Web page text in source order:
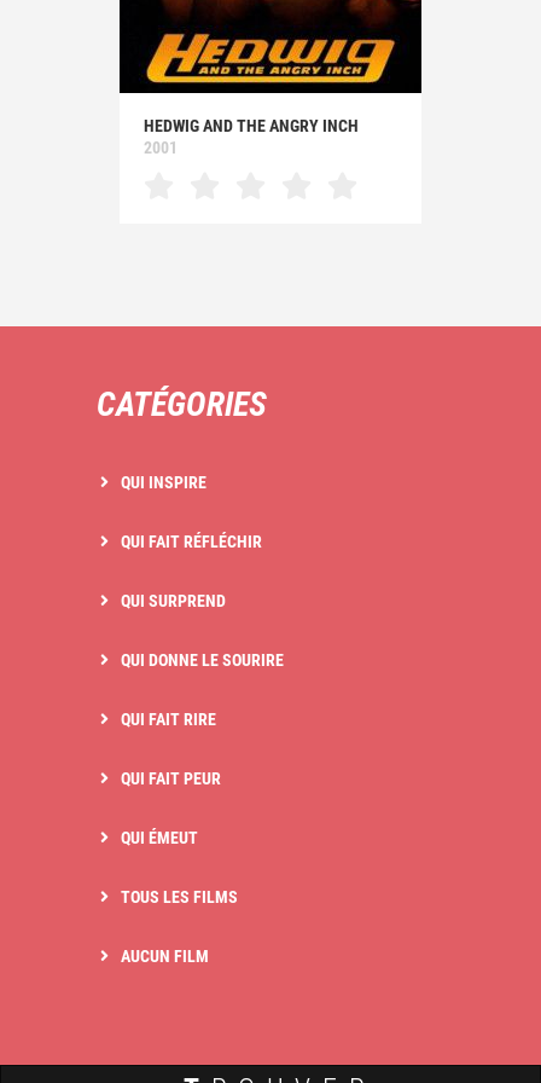
HEDWIG AND THE ANGRY INCH
2001
CATÉGORIES
QUI INSPIRE
QUI FAIT RÉFLÉCHIR
QUI SURPREND
QUI DONNE LE SOURIRE
QUI FAIT RIRE
QUI FAIT PEUR
QUI ÉMEUT
TOUS LES FILMS
AUCUN FILM